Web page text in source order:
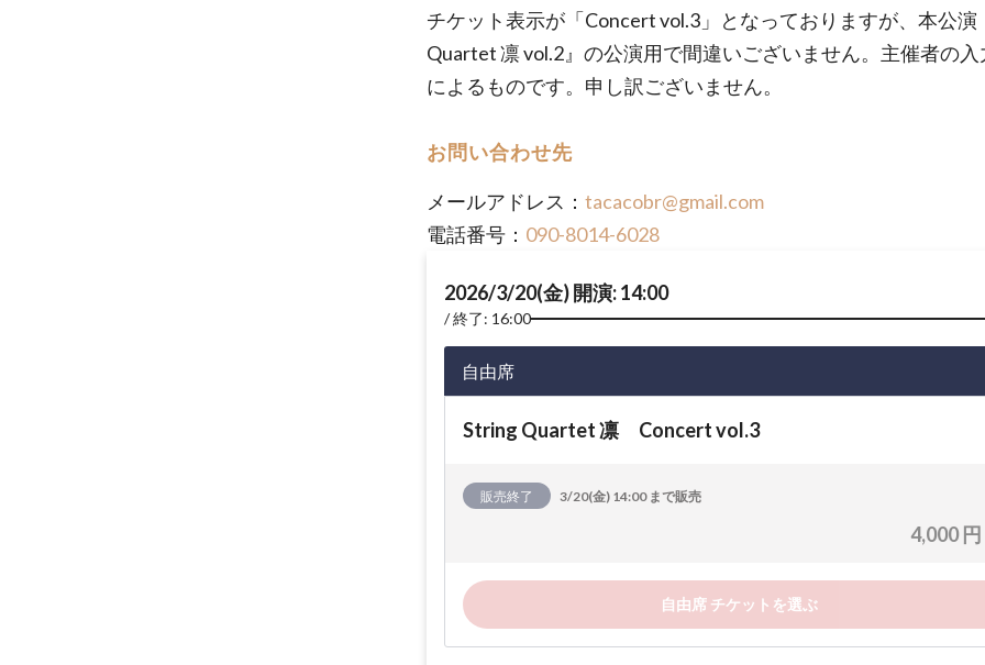
チケット表示が「Concert vol.3」となっておりますが、本公演
Quartet 凛 vol.2』の公演用で間違いございません。主催者の入
によるものです。申し訳ございません。
お問い合わせ先
メールアドレス： tacacobr@gmail.com
電話番号： 090-8014-6028
2026/3/20(金) 開演: 14:00
終了: 16:00
自由席
String Quartet 凛 Concert vol.3
販売終了 3/20(金) 14:00 まで販売
4,000 円
自由席 チケットを選ぶ